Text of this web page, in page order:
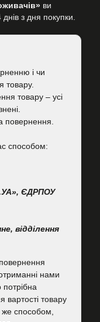
ви
з дня покупки.
і чи
товару.
товару – усі
повернення.
способом:
ЄДРПОУ
відділення
нами
вартості товару
же способом,